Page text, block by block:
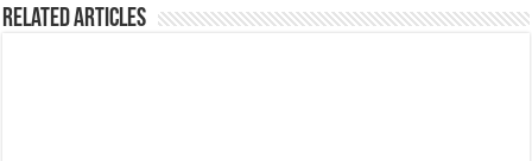
Related Articles